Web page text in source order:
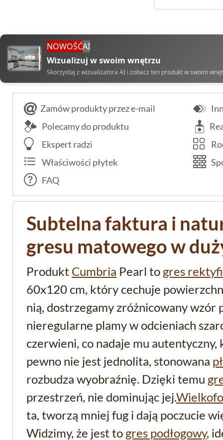
NOWOŚĆAI
Wizualizuj w swoim wnętrzu
Skorzystaj z wizualizatora AI i zobacz ten produkt w swoim
Zamów produkty przez e-mail
Polecamy do produktu
Ekspert radzi
Właściwości płytek
FAQ
Subtelna faktura i
gresu matowego w
Produkt Cumbria Pearl to gres
60x120 cm, który cechuje
nią, dostrzegamy zróżnicowany wzór
nieregularne plamy w odcieniach
czerwieni, co nadaje mu autentyczny,
pewno nie jest jednolita, stonowana
rozbudza wyobraźnię. Dzięki temu
przestrzeń, nie dominując jej.
ta, tworzą mniej fug i dają poczucie
Widzimy, że jest to gres podłogowy,